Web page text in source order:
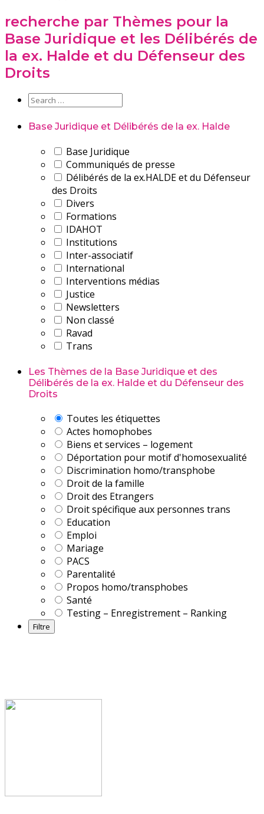
recherche par Thèmes pour la
Base Juridique et les Délibérés de
la ex. Halde et du Défenseur des
Droits
Base Juridique et Délibérés de la ex. Halde
Base Juridique
Communiqués de presse
Délibérés de la ex.HALDE et du Défenseur
des Droits
Divers
Formations
IDAHOT
Institutions
Inter-associatif
International
Interventions médias
Justice
Newsletters
Non classé
Ravad
Trans
Les Thèmes de la Base Juridique et des
Délibérés de la ex. Halde et du Défenseur des
Droits
Toutes les étiquettes
Actes homophobes
Biens et services – logement
Déportation pour motif d'homosexualité
Discrimination homo/transphobe
Droit de la famille
Droit des Etrangers
Droit spécifique aux personnes trans
Education
Emploi
Mariage
PACS
Parentalité
Propos homo/transphobes
Santé
Testing – Enregistrement – Ranking